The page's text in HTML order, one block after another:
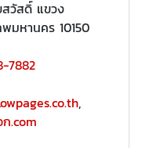
วัสดิ์ แขวง
มหานคร 10150
7882
,
.com